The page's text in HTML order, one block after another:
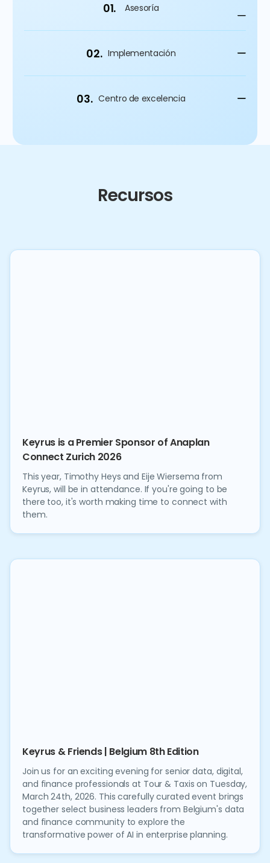
01. Asesoría
02. Implementación
03. Centro de excelencia
Recursos
Keyrus is a Premier Sponsor of Anaplan
Connect Zurich 2026
This year, Timothy Heys and Eije Wiersema from
Keyrus, will be in attendance. If you're going to be
there too, it's worth making time to connect with
them.
Keyrus & Friends | Belgium 8th Edition
Join us for an exciting evening for senior data, digital,
and finance professionals at Tour & Taxis on Tuesday,
March 24th, 2026. This carefully curated event brings
together select business leaders from Belgium's data
and finance community to explore the
transformative power of AI in enterprise planning.